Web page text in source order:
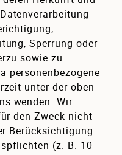
Sperrung oder
sowie zu
personenbezogene
unter der oben
wenden. Wir
den Zweck nicht
Berücksichtigung
(z. B. 10